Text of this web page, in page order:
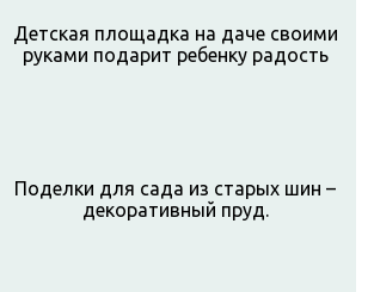
Детская площадка на даче своими
руками подарит ребенку радость
Поделки для сада из старых шин –
декоративный пруд.